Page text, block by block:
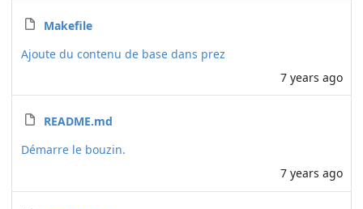
Makefile
Ajoute du contenu de base dans prez
7 years ago
README.md
Démarre le bouzin.
7 years ago